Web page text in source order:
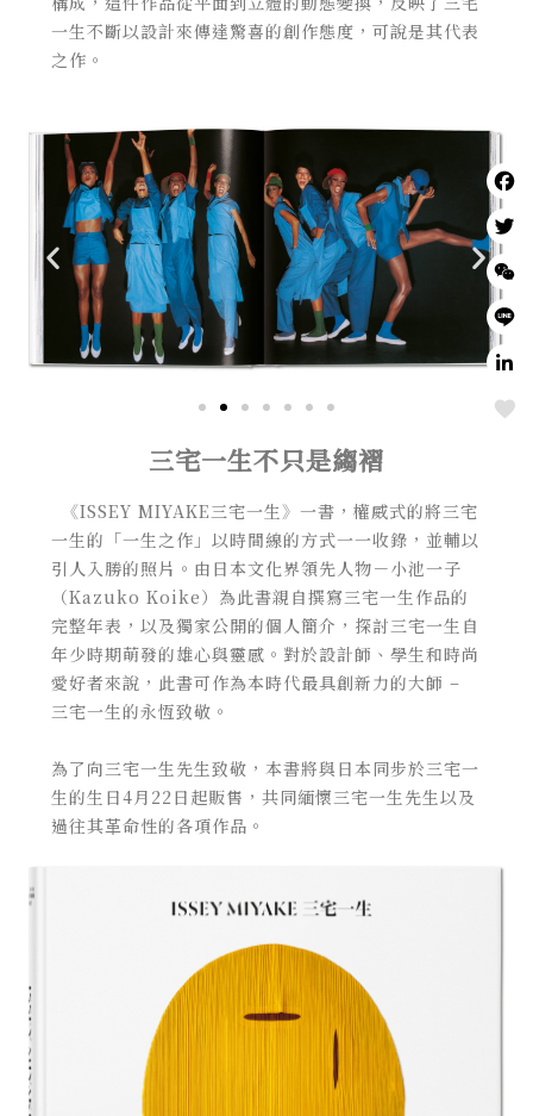
一生不斷以設計來傳達驚喜的創作態度，可說是其代表
之作。
三宅一生不只是縐褶
《ISSEY MIYAKE三宅一生》一書，權威式的將三宅
一生的「一生之作」以時間線的方式一一收錄，並輔以
引人入勝的照片。由日本文化界領先人物－小池一子
（Kazuko Koike）為此書親自撰寫三宅一生作品的
完整年表，以及獨家公開的個人簡介，探討三宅一生自
年少時期萌發的雄心與靈感。對於設計師、學生和時尚
愛好者來說，此書可作為本時代最具創新力的大師 –
三宅一生的永恆致敬。
為了向三宅⼀⽣先⽣致敬，本書將與日本同步於三宅一
生的生日4月22日起販售，共同緬懷三宅⼀⽣先⽣以及
過往其⾰命性的各項作品。
Love